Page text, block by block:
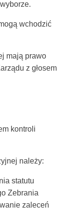
wchodzić
mają prawo
z głosem
kontroli
należy:
statutu
Zebrania
zaleceń